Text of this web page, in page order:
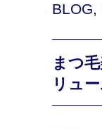
BLOG,
まつ
リュ